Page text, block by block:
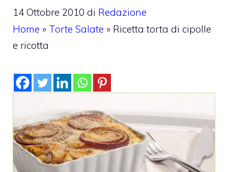
14 Ottobre 2010 di Redazione
Home » Torte Salate » Ricetta torta di cipolle
e ricotta